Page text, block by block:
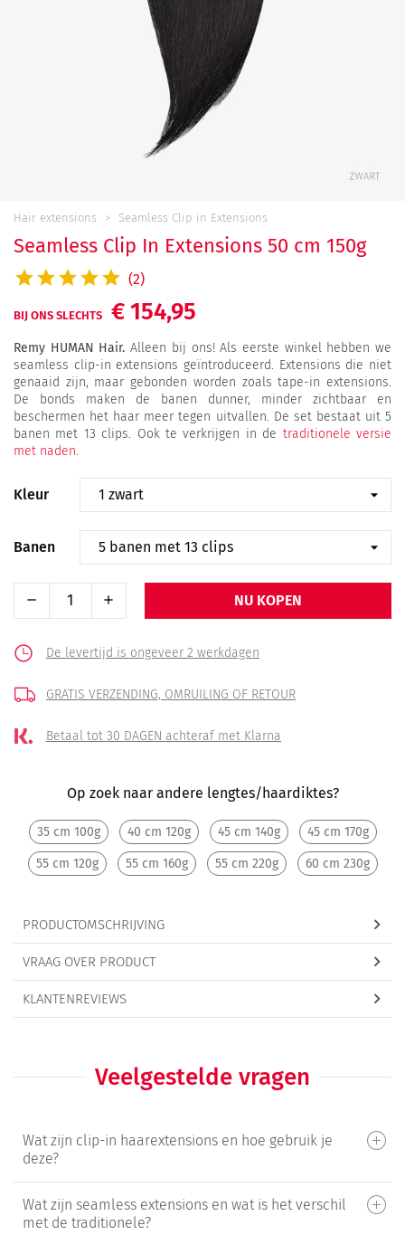
Hair extensions Seamless Clip in Extensions
Seamless Clip In Extensions 50 cm 150g
(2)
BIJ ONS SLECHTS € 154,95
Remy HUMAN Hair. Alleen bij ons! Als eerste winkel hebben we
seamless clip-in extensions geïntroduceerd. Extensions die niet
genaaid zijn, maar gebonden worden zoals tape-in extensions.
De bonds maken de banen dunner, minder zichtbaar en
beschermen het haar meer tegen uitvallen. De set bestaat uit 5
banen met 13 clips. Ook te verkrijgen in de traditionele versie
met naden.
Kleur
Banen
NU KOPEN
De levertijd is ongeveer 2 werkdagen
GRATIS VERZENDING, OMRUILING OF RETOUR
Betaal tot 30 DAGEN achteraf met Klarna
Op zoek naar andere lengtes/haardiktes?
35 cm 100g 40 cm 120g 45 cm 140g 45 cm 170g
55 cm 120g 55 cm 160g 55 cm 220g 60 cm 230g
PRODUCTOMSCHRIJVING
VRAAG OVER PRODUCT
KLANTENREVIEWS
Veelgestelde vragen
Wat zijn clip-in haarextensions en hoe gebruik je
deze?
Wat zijn seamless extensions en wat is het verschil
met de traditionele?